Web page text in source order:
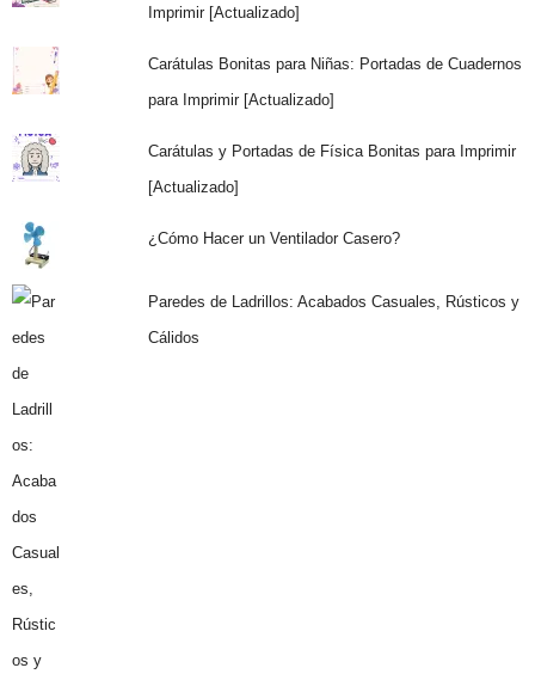
Imprimir [Actualizado]
Carátulas Bonitas para Niñas: Portadas de Cuadernos
para Imprimir [Actualizado]
Carátulas y Portadas de Física Bonitas para Imprimir
[Actualizado]
¿Cómo Hacer un Ventilador Casero?
Paredes de Ladrillos: Acabados Casuales, Rústicos y
Cálidos